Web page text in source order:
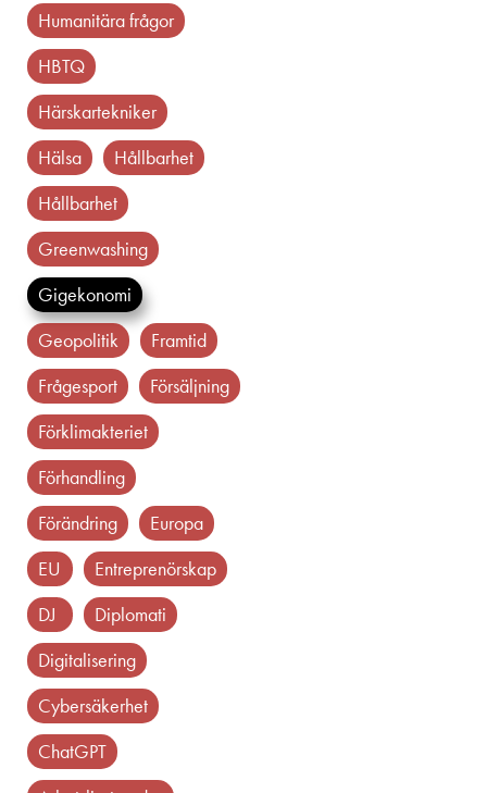
humanitära frågor
HBTQ
härskartekniker
hälsa
hållbarhet
hållbarhet
greenwashing
gigekonomi
geopolitik
framtid
frågesport
försäljning
förklimakteriet
förhandling
förändring
europa
EU
entreprenörskap
DJ
diplomati
Digitalisering
cybersäkerhet
ChatGPT